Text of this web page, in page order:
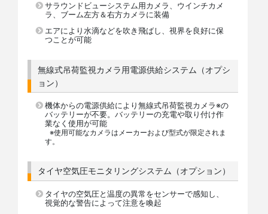
サラウンドビューシステム用カメラ、ウインチカメ
ラ、ブーム左方＆右方カメラに装備
エアにより水滴などを吹き飛ばし、視界を良好に保
つことが可能
無線式吊荷監視カメラ用電源供給システム（オプシ
ョン）
機体からの電源供給により無線式吊荷監視カメラ※の
バッテリーが不要。バッテリーの充電や取り付け作
業なく使用が可能
※使用可能なカメラはメーカーおよび型式が限定されま
す。
タイヤ空気圧モニタリングシステム（オプション）
タイヤの空気圧と温度の異常をセンサーで感知し、
視覚的な警告によって注意を喚起